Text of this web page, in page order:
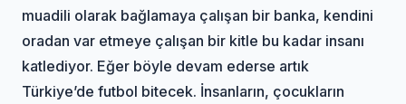
muadili olarak bağlamaya çalışan bir banka, kendini
oradan var etmeye çalışan bir kitle bu kadar insanı
katlediyor. Eğer böyle devam ederse artık
Türkiye’de futbol bitecek. İnsanların, çocukların